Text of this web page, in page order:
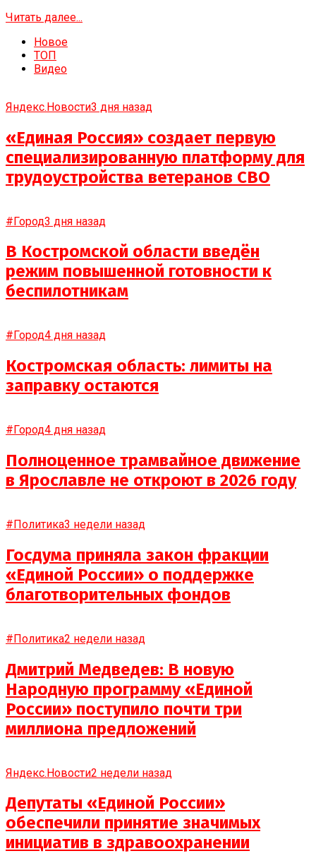
Читать далее...
Новое
ТОП
Видео
Яндекс.Новости3 дня назад
«Единая Россия» создает первую
специализированную платформу для
трудоустройства ветеранов СВО
#Город3 дня назад
В Костромской области введён
режим повышенной готовности к
беспилотникам
#Город4 дня назад
Костромская область: лимиты на
заправку остаются
#Город4 дня назад
Полноценное трамвайное движение
в Ярославле не откроют в 2026 году
#Политика3 недели назад
Госдума приняла закон фракции
«Единой России» о поддержке
благотворительных фондов
#Политика2 недели назад
Дмитрий Медведев: В новую
Народную программу «Единой
России» поступило почти три
миллиона предложений
Яндекс.Новости2 недели назад
Депутаты «Единой России»
обеспечили принятие значимых
инициатив в здравоохранении